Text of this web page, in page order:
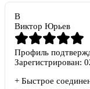
В
Виктор Юрьев
Профиль
Зарегистрирован:
+ Быстрое